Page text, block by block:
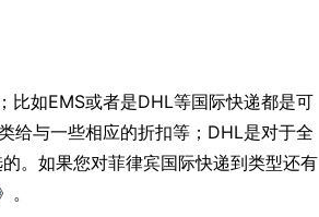
比如EMS或者是DHL等国际快递都是可
给与一些相应的折扣等；DHL是对于全
。如果您对菲律宾国际快递到类型还有
。